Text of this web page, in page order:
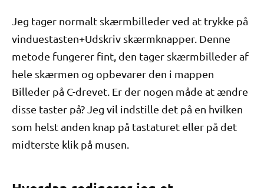
Jeg tager normalt skærmbilleder ved at trykke på
vinduestasten+Udskriv skærmknapper. Denne
metode fungerer fint, den tager skærmbilleder af
hele skærmen og opbevarer den i mappen
Billeder på C-drevet. Er der nogen måde at ændre
disse taster på? Jeg vil indstille det på en hvilken
som helst anden knap på tastaturet eller på det
midterste klik på musen.